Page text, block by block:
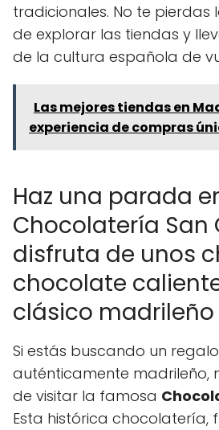
tradicionales. No te
de explorar las tiendas y
de la cultura española de
Las mejores tiendas en
experiencia de compras
Haz una parada
Chocolatería San
disfruta de unos
chocolate
clásico madrileño
Si estás buscando un
auténticamente madrileño,
de visitar la famosa
Esta histórica chocolatería,